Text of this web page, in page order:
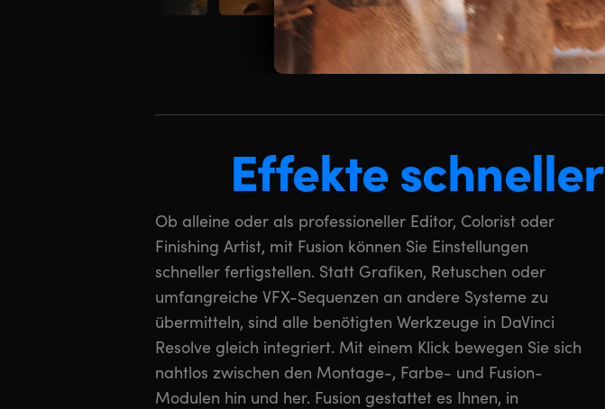
Effekte schneller
Ob alleine oder als professioneller Editor, Colorist oder
Finishing Artist, mit Fusion können Sie Einstellungen
schneller fertigstellen. Statt Grafiken, Retuschen oder
umfangreiche VFX-Sequenzen an andere Systeme zu
übermitteln, sind alle benötigten Werkzeuge in DaVinci
Resolve gleich integriert. Mit einem Klick bewegen Sie sich
nahtlos zwischen den Montage-, Farbe- und Fusion-
Modulen hin und her. Fusion gestattet es Ihnen, in
Windeseile Bauchbinden zu entwerfen, 3D-Infografiken zu
animieren oder in Greenscreen-Aufnahmen absolut
saubere Keys zu erstellen. Sie können verschiedene
Masken kreieren, tracken und dann im Farbe-Modul
übernehmen. Das spart Ihnen Zeit und erleichtert
komplexe sekundäre Farbkorrekturen. Himmel sind damit
beispielsweise leichter ersetzt und wirken realistischer